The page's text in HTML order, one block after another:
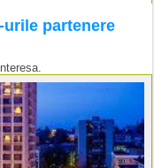
urile partenere